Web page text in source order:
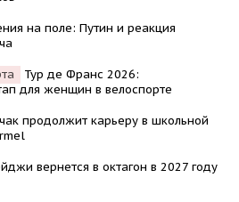
на поле: Путин и реакция
Тур де Франс 2026:
для женщин в велоспорте
продолжит карьеру в школьной
вернется в октагон в 2027 году